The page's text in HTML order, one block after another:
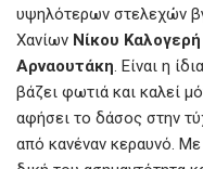
υψηλότερων στελεχών
Χανίων Νίκου Καλογερή
Αρναουτάκη. Είναι η
βάζει φωτιά και καλεί
αφήσει το δάσος στην
από κανέναν κεραυνό.